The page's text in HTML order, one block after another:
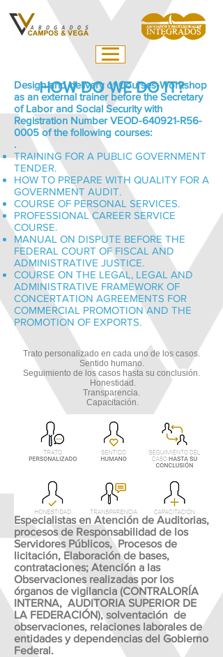
Design and delivery of Courses-Workshop
as an external trainer before the Secretary
of Labor and Social Security with
Registration Number VEOD-640921-R56-
0005 of the following courses:
.
TRAINING FOR A PUBLIC GOVERNMENT
TENDER.
HOW TO PREPARE WITH QUALITY FOR A
GOVERNMENT AUDIT.
COURSE OF PERSONAL SERVICES.
PROFESSIONAL CAREER SERVICE
COURSE.
MANUAL ON DISPUTE BEFORE THE
FEDERAL COURT OF FISCAL AND
ADMINISTRATIVE JUSTICE.
COURSE ON THE LEGAL, LEGAL AND
ADMINISTRATIVE FRAMEWORK OF
CONCERTATION AGREEMENTS FOR
COMMERCIAL PROMOTION AND THE
PROMOTION OF EXPORTS.
HOW DO WE DO IT?
Trato personalizado en cada uno de los casos.
Sentido humano.
Seguimiento de los casos hasta su conclusión.
Honestidad.
Transparencia.
Capacitación.
Especialistas en Atención de Auditorias,
procesos de Responsabilidad de los
Servidores Públicos, Procesos de
licitación, Elaboración de bases,
contrataciones; Atención a las
Observaciones realizadas por los
órganos de vigilancia (CONTRALORÍA
INTERNA, AUDITORIA SUPERIOR DE
LA FEDERACIÓN), solventación de
observaciones, relaciones laborales de
entidades y dependencias del Gobierno
Federal.